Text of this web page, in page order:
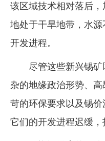
该区域技术相对落后
地处于干旱地带，水
开发进程。
尽管这些新兴锡
杂的地缘政治形势、
苛的环保要求以及锡
它们的开发进程迟缓，